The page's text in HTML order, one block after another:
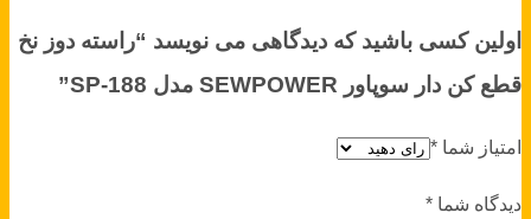
اولین کسی باشید که دیدگاهی می نویسد “راسته دوز نخ
قطع کن دار سوپاور SEWPOWER مدل SP-188”
امتیاز شما *
دیدگاه شما *